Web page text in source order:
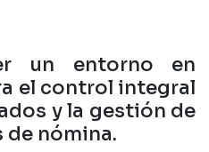
un entorno en
el control integral
y la gestión de
de nómina.